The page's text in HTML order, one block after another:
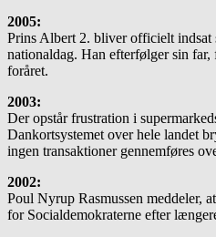
2005:
Prins Albert 2. bliver officielt indsat
nationaldag. Han efterfølger sin
foråret.
2003:
Der opstår frustration i
Dankortsystemet over hele landet
ingen transaktioner gennemføres
2002:
Poul Nyrup Rasmussen meddeler,
for Socialdemokraterne efter